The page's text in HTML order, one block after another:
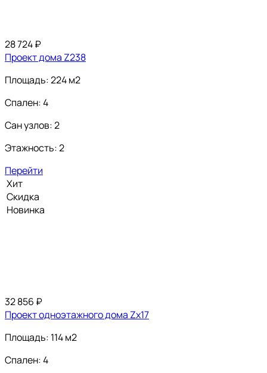
28 724₽
Проект дома Z238
Площадь: 224 м2
Спален: 4
Сан узлов: 2
Этажность: 2
Перейти
Хит
Скидка
Новинка
32 856 ₽
Проект одноэтажного дома Zx17
Площадь: 114 м2
Спален: 4